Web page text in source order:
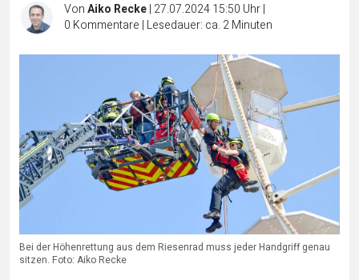
VonAiko Recke| 27.07.2024 15:50 Uhr|
0 Kommentare | Lesedauer: ca. 2 Minuten
Bei der Höhenrettung aus dem Riesenrad muss jeder Handgriff genau
sitzen. Foto: Aiko Recke